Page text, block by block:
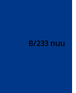
8/233 ถนน